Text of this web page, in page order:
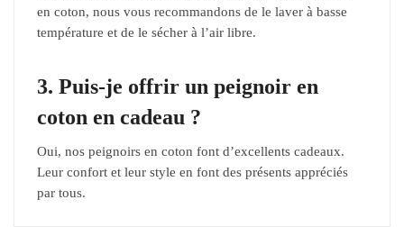
en coton, nous vous recommandons de le laver à basse
température et de le sécher à l’air libre.
3. Puis-je offrir un peignoir en
coton en cadeau ?
Oui, nos peignoirs en coton font d’excellents cadeaux.
Leur confort et leur style en font des présents appréciés
par tous.